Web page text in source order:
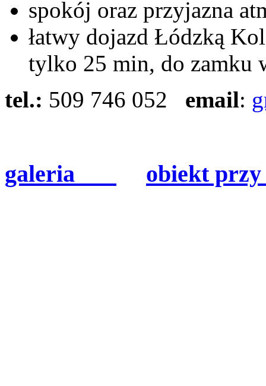
spokój oraz przyjazna
łatwy dojazd Łódzką
tylko 25 min, do zamku
tel.: 509 746 052 email:
galeria obiekt